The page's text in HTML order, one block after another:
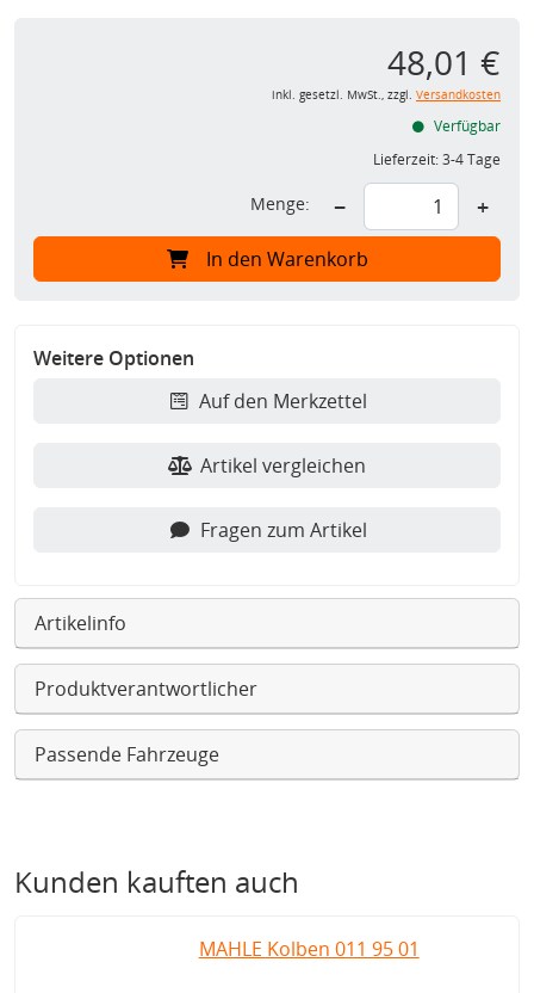
48,01 €
inkl. gesetzl. MwSt., zzgl. Versandkosten
Verfügbar
Lieferzeit:3-4 Tage
Menge: − +
In den Warenkorb
Weitere Optionen
Auf den Merkzettel
Artikel vergleichen
Fragen zum Artikel
Artikelinfo
Produktverantwortlicher
Passende Fahrzeuge
Kunden kauften auch
MAHLE Kolben 011 95 01